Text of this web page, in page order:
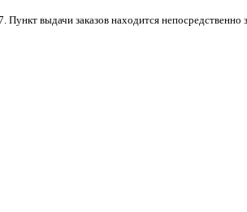
выдачи заказов находится непосредственно